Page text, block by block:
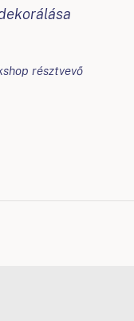
résztvevő